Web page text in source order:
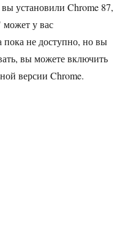
установили Chrome 87,
у вас
пока не доступно, но вы
вы можете включить
версии Chrome.